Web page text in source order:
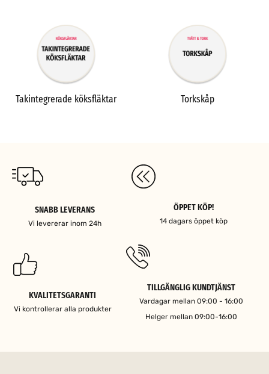
Takintegrerade köksfläktar Torkskåp
SNABB LEVERANS
Vi levererar inom 24h
ÖPPET KÖP!
14 dagars öppet köp
KVALITETSGARANTI
Vi kontrollerar alla produkter
TILLGÄNGLIG KUNDTJÄNST
Vardagar mellan 09:00 - 16:00
Helger mellan 09:00-16:00